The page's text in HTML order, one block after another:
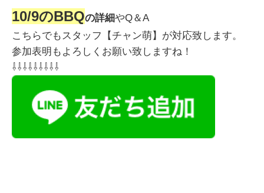
10/9のBBQの詳細やQ＆A
こちらでもスタッフ【チャン萌】が対応致します。
参加表明もよろしくお願い致しますね！
⇩⇩⇩⇩⇩⇩⇩⇩⇩